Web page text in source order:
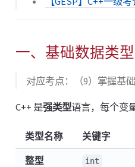
一、基础数据类型
对应考点：（9）掌握基
C++ 是强类型语言，每个变
类型名称 关键字
整型 int